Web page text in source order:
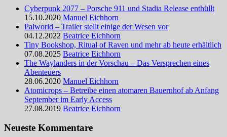
Cyberpunk 2077 – Porsche 911 und Stadia Release enthüllt
15.10.2020 Manuel Eichhorn
Palworld – Trailer stellt einige der Wesen vor
04.12.2022 Beatrice Eichhorn
Tiny Bookshop, Ritual of Raven und mehr ab heute erhältlich
07.08.2025 Beatrice Eichhorn
The Waylanders in der Vorschau – Das Versprechen eines
Abenteuers
28.06.2020 Manuel Eichhorn
Atomicrops – Betreibe einen atomaren Bauernhof ab Anfang
September im Early Access
27.08.2019 Beatrice Eichhorn
Neueste Kommentare